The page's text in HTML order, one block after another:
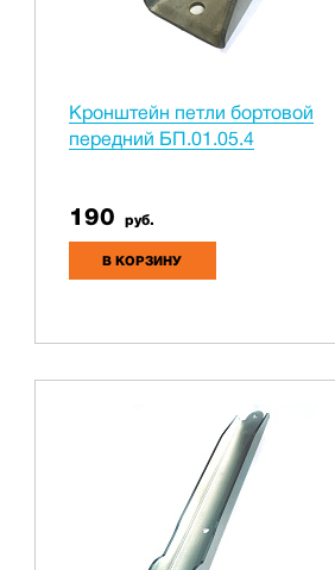
Кронштейн петли бортовой
передний БП.01.05.4
190 руб.
В КОРЗИНУ